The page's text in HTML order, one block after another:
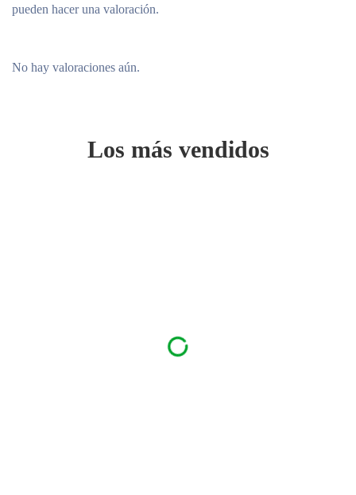
No hay valoraciones aún.
pueden hacer una valoración.
Los más vendidos